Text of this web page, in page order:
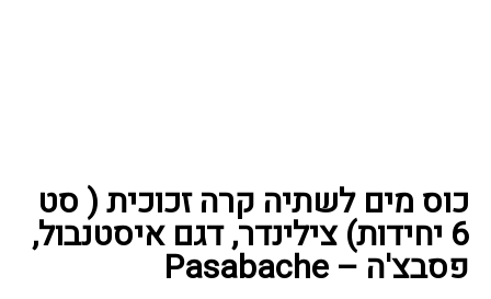
כוס מים לשתיה קרה זכוכית ( סט
6 יחידות) צילינדר, דגם איסטנבול,
פסבצ'ה – Pasabache